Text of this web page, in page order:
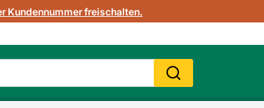
Kundennummer freischalten.